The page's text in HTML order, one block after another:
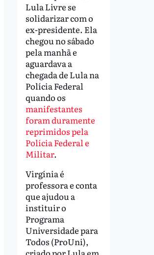
Lula Livre se
solidarizar com o
ex-presidente. Ela
chegou no sábado
pela manhã e
aguardava a
chegada de Lula na
Polícia Federal
quando os
manifestantes
foram duramente
reprimidos pela
Polícia Federal e
Militar.
Virgínia é
professora e conta
que ajudou a
instituir o
Programa
Universidade para
Todos (ProUni),